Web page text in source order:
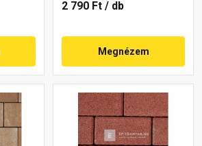
2 790 Ft / db
Megnézem